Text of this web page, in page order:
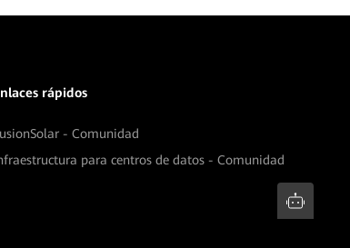
rápidos
- Comunidad
para centros de datos - Comunidad